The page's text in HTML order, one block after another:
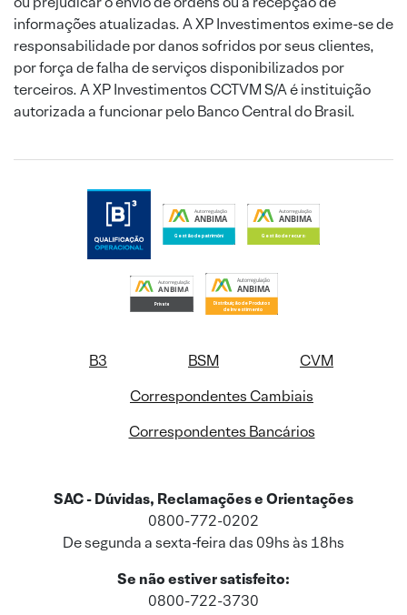
informações atualizadas. A XP Investimentos exime-se de
responsabilidade por danos sofridos por seus clientes,
por força de falha de serviços disponibilizados por
terceiros. A XP Investimentos CCTVM S/A é instituição
autorizada a funcionar pelo Banco Central do Brasil.
B3 BSM
CVM
Correspondentes Cambiais
Correspondentes Bancários
SAC - Dúvidas, Reclamações e Orientações
0800-772-0202
De segunda a sexta-feira das 09hs às 18hs
Se não estiver satisfeito:
0800-722-3730